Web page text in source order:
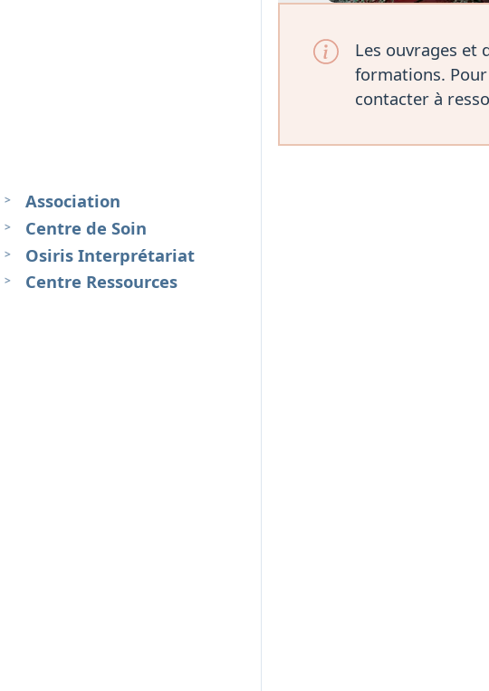
Association
Centre de Soin
Osiris Interprétariat
Centre Ressources
Les ouvrages et
formations.
contacter à